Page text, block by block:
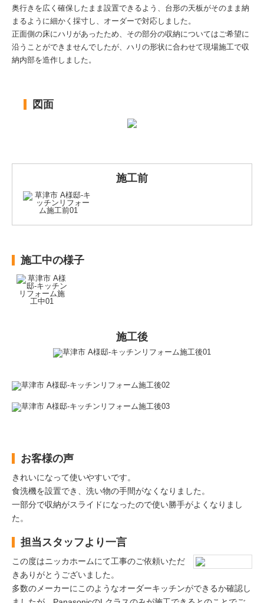
奥行きを広く確保したまま設置できるよう、台形の天板がそのまま納
まるように細かく採寸し、オーダーで対応しました。
正面側の床にハリがあったため、その部分の収納についてはご希望に
沿うことができませんでしたが、ハリの形状に合わせて現場施工で収
納内部を造作しました。
図面
施工前
施工中の様子
施工後
お客様の声
きれいになって使いやすいです。
食洗機を設置でき、洗い物の手間がなくなりました。
一部分で収納がスライドになったので使い勝手がよくなりまし
た。
担当スタッフより一言
この度はニッカホームにて工事のご依頼いただ
きありがとうございました。
多数のメーカーにこのようなオーダーキッチンができるか確認し